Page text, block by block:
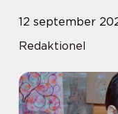
12 september
Redaktionel